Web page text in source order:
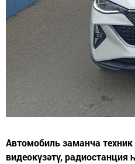
Автомобиль заманча
видеокүзәтү,